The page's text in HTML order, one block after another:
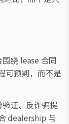
绕 lease 合同
可预期，而不是
证、反诈骗提
dealership 与